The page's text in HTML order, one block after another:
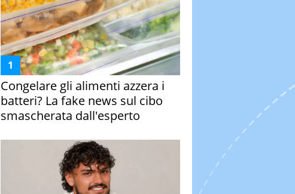
Congelare gli alimenti azzera i
batteri? La fake news sul cibo
smascherata dall'esperto